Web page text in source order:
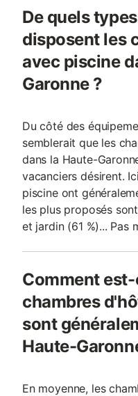
De quels
disposent les
avec piscine
Garonne ?
Du côté des
semblerait que les
dans la Haute-
vacanciers désirent.
piscine ont
les plus proposés
et jardin (61 %)... Pas
Comment
chambres
sont
Haute-
En moyenne, les